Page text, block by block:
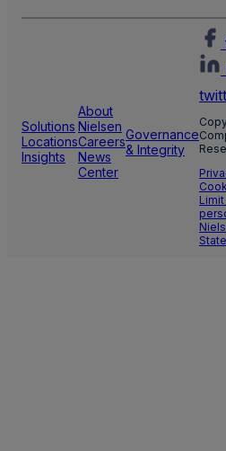
Solutions
Locations
Insights
About
Nielsen
Careers
News
Center
Governance
& Integrity